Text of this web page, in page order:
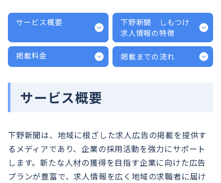
サービス概要
下野新聞 しもつけ
求人情報の特徴
掲載料金 掲載までの流れ
サービス概要
下野新聞は、地域に根ざした求人広告の掲載を提供す
るメディアであり、企業の採用活動を強力にサポート
します。新たな人材の獲得を目指す企業に向けた広告
プランが豊富で、求人情報を広く地域の求職者に届け